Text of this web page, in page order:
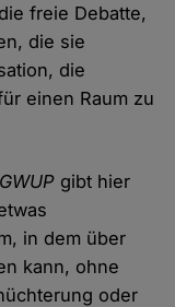
freie Debatte,
die sie
die
einen Raum zu
GWUP gibt hier
in dem über
kann, ohne
oder